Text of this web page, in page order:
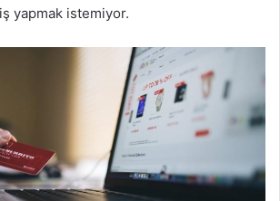
yapmak istemiyor.